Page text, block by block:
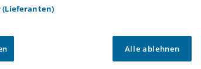
allemedizinischen Berichte und Kommentare
Voraussetzungen für den Zugang
(Lieferanten)
Alle ablehnen